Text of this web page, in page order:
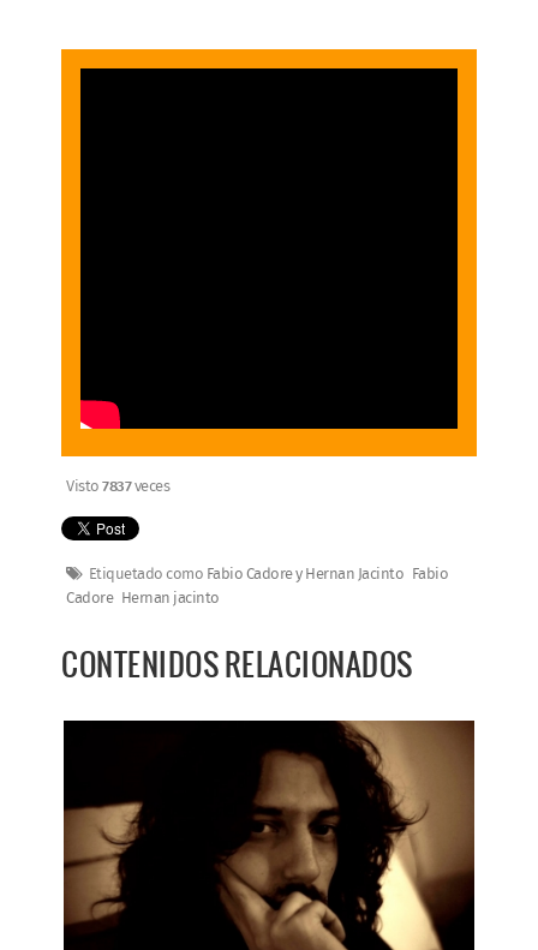
Visto7837veces
Etiquetado como Fabio Cadore y Hernan Jacinto Fabio
Cadore Hernan jacinto
CONTENIDOS RELACIONADOS